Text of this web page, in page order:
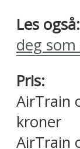
Les også:
deg som
Pris:
AirTrain
kroner
AirTrain